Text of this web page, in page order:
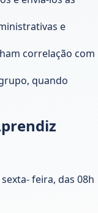
e
correlação com
quando
feira, das 08h